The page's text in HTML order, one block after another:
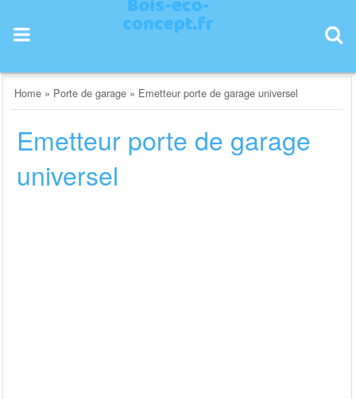
content
Home » Porte de garage » Emetteur porte de garage universel
Emetteur porte de garage
universel